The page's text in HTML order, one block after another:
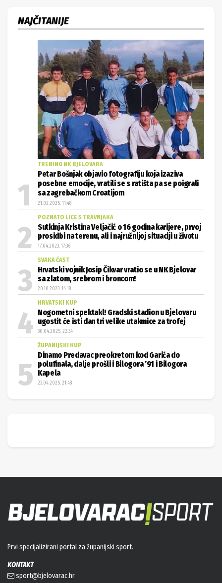
NAJČITANIJE
TRENING NK BJELOVARA
Petar Bošnjak objavio fotografiju koja izaziva
posebne emocije, vratili se s ratišta pa se poigrali
sa zagrebačkom Croatijom
21.02.2025. 11:48
POZNATO LICE S TRAVNJAKA
Sutkinja Kristina Veljačić o 16 godina karijere, prvoj
prosidbi na terenu, ali i najružnijoj situaciji u životu
17.04.2023. 17:36
SVAKA ČAST
Hrvatski vojnik Josip Čikvar vratio se u NK Bjelovar
sa zlatom, srebrom i broncom!
20.10.2023. 14:18
HRVATSKI KUP
Nogometni spektakl! Gradski stadion u Bjelovaru
ugostit će isti dan tri velike utakmice za trofej
30.04.2025. 22:34
ŽUPANIJSKI KUP
Dinamo Predavac preokretom kod Garića do
polufinala, dalje prošli i Bilogora ’91 i Bilogora
Kapela
23.04.2025. 21:48
Prvi specijalizirani portal za županijski sport.
KONTAKT
sport@bjelovarac.hr